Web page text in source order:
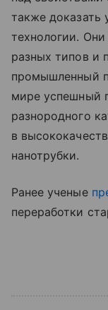
также доказать
технологии.
разных типов и
промышленный
мире успешный
разнородного
в
нанотрубки.
Ранее ученые
переработки